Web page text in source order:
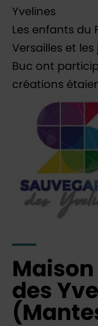
Yvelines
Les enfants du
Versailles et
Buc ont
créations
Maison
des